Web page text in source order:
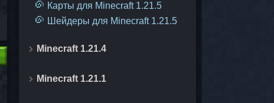
Карты для Minecraft 1.21.5
Шейдеры для Minecraft 1.21.5
Minecraft 1.21.4
Minecraft 1.21.1